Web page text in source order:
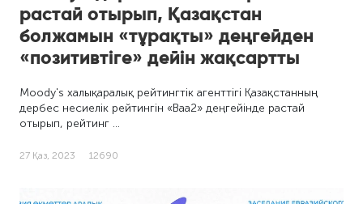
растай отырып, Қазақстан
болжамын «тұрақты» деңгейден
«позитивтіге» дейін жақсартты
Moody's халықаралық рейтингтік агенттігі Қазақстанның
дербес несиелік рейтингін «Baa2» деңгейінде растай
отырып, рейтинг …
27 Қаз, 2023 12690